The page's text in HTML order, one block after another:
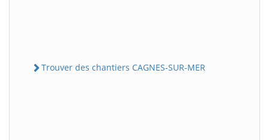
Trouver des chantiers CAGNES-SUR-MER